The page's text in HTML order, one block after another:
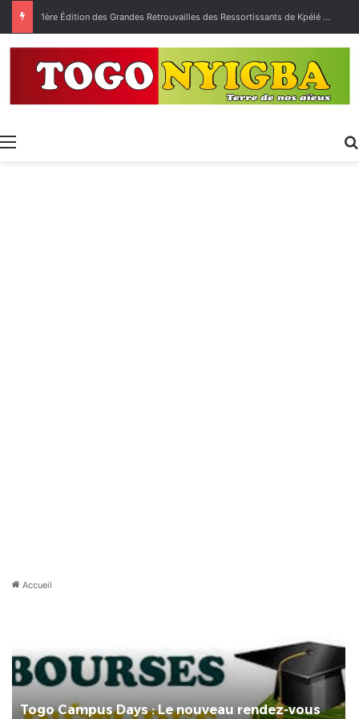
[LeCoupDeGuelle] Wow… quel peuple ?
Menu
Accueil
Togo Campus Days : Le nouveau rendez-vous